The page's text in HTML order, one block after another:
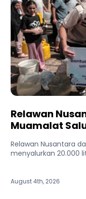
Relawan
Muamalat
Relawan Nusantara
menyalurkan 20.000
August 4th, 2026